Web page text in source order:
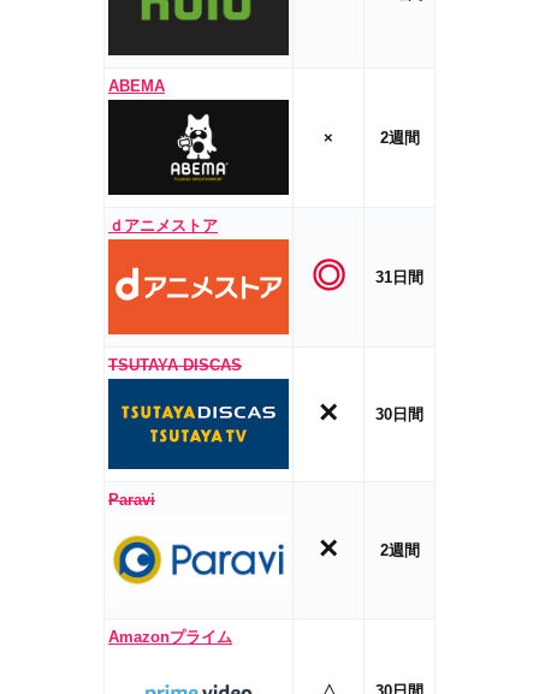
ABEMA
× 2週間
ｄアニメストア
◎ 31日間
TSUTAYA DISCAS
× 30日間
Paravi
× 2週間
Amazonプライム